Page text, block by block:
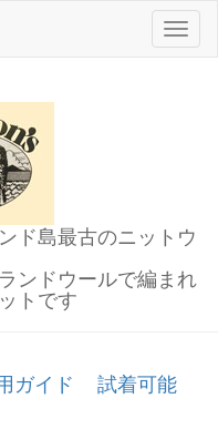
ド島最古のニットウ
ンドウールで編まれ
トです
ガイド
試着可能